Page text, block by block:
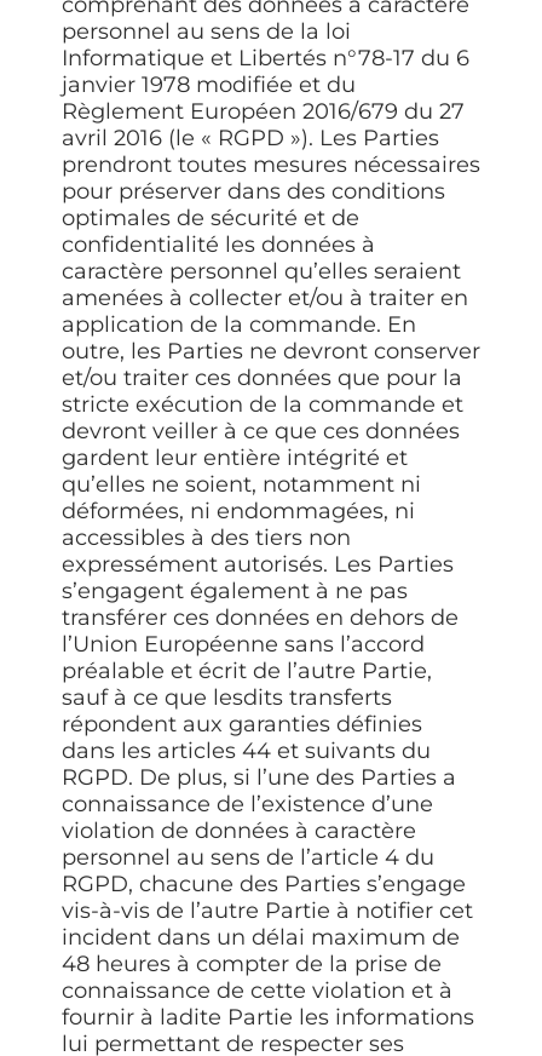
personnel au sens de la loi
Informatique et Libertés n°78-17 du 6
janvier 1978 modifiée et du
Règlement Européen 2016/679 du 27
avril 2016 (le « RGPD »). Les Parties
prendront toutes mesures nécessaires
pour préserver dans des conditions
optimales de sécurité et de
confidentialité les données à
caractère personnel qu’elles seraient
amenées à collecter et/ou à traiter en
application de la commande. En
outre, les Parties ne devront conserver
et/ou traiter ces données que pour la
stricte exécution de la commande et
devront veiller à ce que ces données
gardent leur entière intégrité et
qu’elles ne soient, notamment ni
déformées, ni endommagées, ni
accessibles à des tiers non
expressément autorisés. Les Parties
s’engagent également à ne pas
transférer ces données en dehors de
l’Union Européenne sans l’accord
préalable et écrit de l’autre Partie,
sauf à ce que lesdits transferts
répondent aux garanties définies
dans les articles 44 et suivants du
RGPD. De plus, si l’une des Parties a
connaissance de l’existence d’une
violation de données à caractère
personnel au sens de l’article 4 du
RGPD, chacune des Parties s’engage
vis-à-vis de l’autre Partie à notifier cet
incident dans un délai maximum de
48 heures à compter de la prise de
connaissance de cette violation et à
fournir à ladite Partie les informations
lui permettant de respecter ses